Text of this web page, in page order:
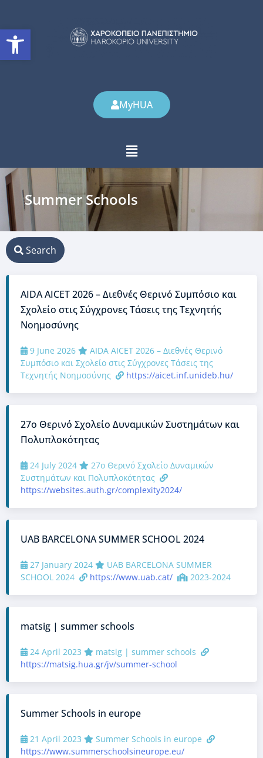
Open toolbar
MyHUA
Summer Schools
Search
AIDA AICET 2026 – Διεθνές Θερινό Συμπόσιο και
Σχολείο στις Σύγχρονες Τάσεις της Τεχνητής
Νοημοσύνης
9 June 2026
AIDA AICET 2026 – Διεθνές Θερινό
Συμπόσιο και Σχολείο στις Σύγχρονες Τάσεις της
Τεχνητής Νοημοσύνης
https://aicet.inf.unideb.hu/
27ο Θερινό Σχολείο Δυναμικών Συστημάτων και
Πολυπλοκότητας
24 July 2024
27ο Θερινό Σχολείο Δυναμικών
Συστημάτων και Πολυπλοκότητας
https://websites.auth.gr/complexity2024/
UAB BARCELONA SUMMER SCHOOL 2024
27 January 2024
UAB BARCELONA SUMMER
SCHOOL 2024
https://www.uab.cat/ 2023-2024
matsig | summer schools
24 April 2023
matsig | summer schools
https://matsig.hua.gr/jv/summer-school
Summer Schools in europe
21 April 2023
Summer Schools in europe
https://www.summerschoolsineurope.eu/